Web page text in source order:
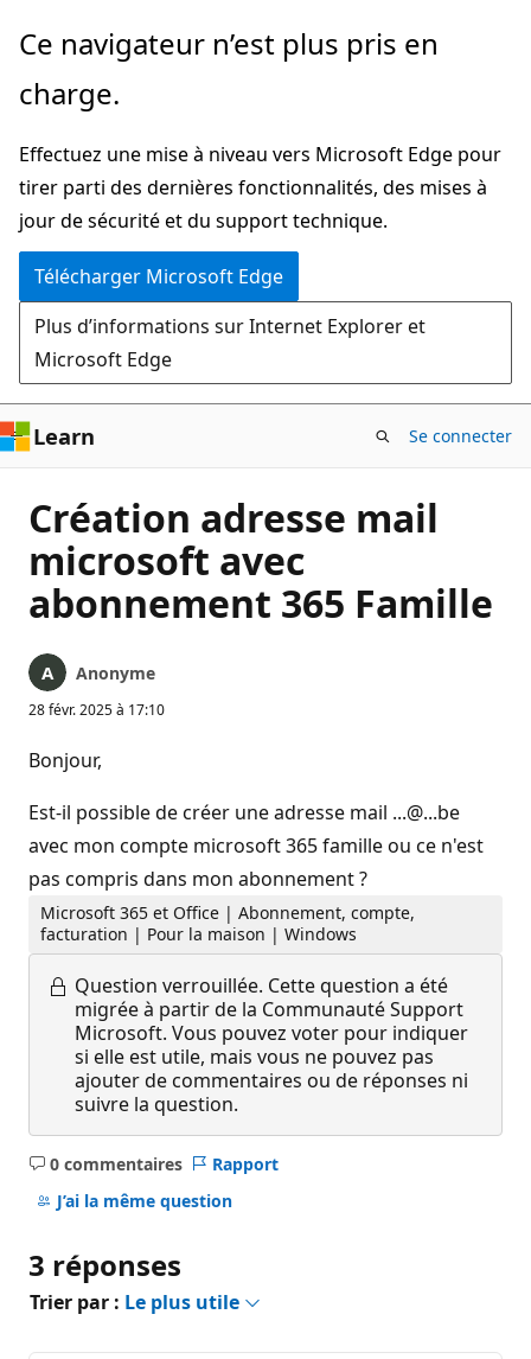
Passer
directement
au
principal
Ce navigateur n’est plus pris en
charge.
Effectuez une mise à niveau vers Microsoft Edge pour
tirer parti des dernières fonctionnalités, des mises à
jour de sécurité et du support technique.
Télécharger Microsoft Edge
Plus d’informations sur Internet Explorer et
Microsoft Edge
Learn Se connecter
Création adresse mail
microsoft avec
abonnement 365 Famille
Anonyme
28 févr. 2025 à 17:10
Bonjour,
Est-il possible de créer une adresse mail ...@...be
avec mon compte microsoft 365 famille ou ce n'est
pas compris dans mon abonnement ?
Microsoft 365 et Office | Abonnement, compte,
facturation | Pour la maison | Windows
Question verrouillée. Cette question a été
migrée à partir de la Communauté Support
Microsoft. Vous pouvez voter pour indiquer
si elle est utile, mais vous ne pouvez pas
ajouter de commentaires ou de réponses ni
suivre la question.
0 commentaires
Aucun
commentaire
Rapport
J’ai la même question
3 réponses
Trier par : Le plus utile